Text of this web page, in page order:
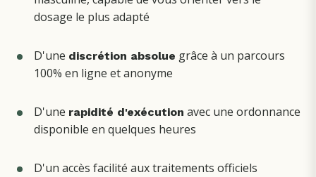
dosage le plus adapté
D'une discrétion absolue grâce à un parcours
100% en ligne et anonyme
D'une rapidité d'exécution avec une ordonnance
disponible en quelques heures
D'un accès facilité aux traitements officiels